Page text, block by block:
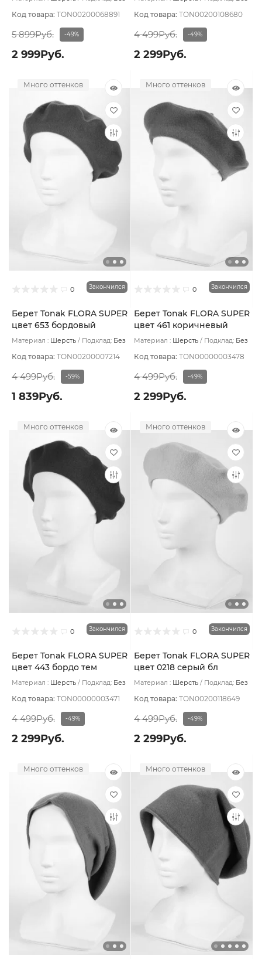
Код товара: TON00200068891
5 899Руб. -49%
2 999Руб.
Код товара: TON00200108680
4 499Руб. -49%
2 299Руб.
Много оттенков
0 Закончился
Берет Tonak FLORA SUPER
цвет 653 бордовый
светлый
Материал : Шерсть Подклад: Без
Код товара: TON00200007214
4 499Руб. -59%
1 839Руб.
Много оттенков
0 Закончился
Берет Tonak FLORA SUPER
цвет 461 коричневый
Материал : Шерсть Подклад: Без
Код товара: TON00000003478
4 499Руб. -49%
2 299Руб.
Много оттенков
0 Закончился
Берет Tonak FLORA SUPER
цвет 443 бордо тем
Материал : Шерсть Подклад: Без
Код товара: TON00000003471
4 499Руб. -49%
2 299Руб.
Много оттенков
0 Закончился
Берет Tonak FLORA SUPER
цвет 0218 серый бл
Материал : Шерсть Подклад: Без
Код товара: TON00200118649
4 499Руб. -49%
2 299Руб.
Много оттенков Много оттенков